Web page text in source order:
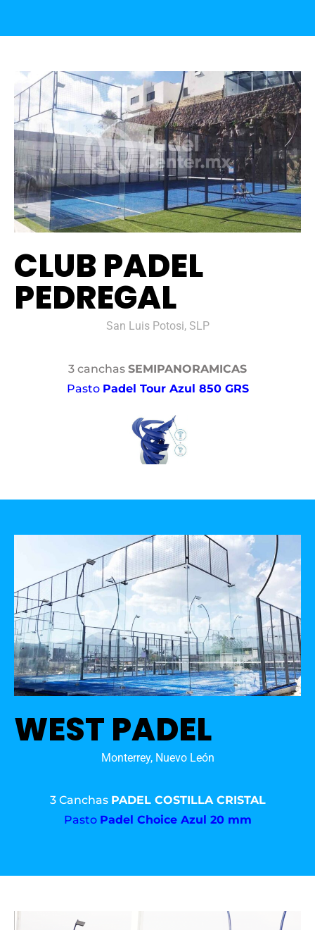
CLUB PADEL
PEDREGAL
San Luis Potosi, SLP
3 canchas SEMIPANORAMICAS
Pasto Padel Tour Azul 850 GRS
WEST PADEL
Monterrey, Nuevo León
3 Canchas PADEL COSTILLA CRISTAL
Pasto Padel Choice Azul 20 mm